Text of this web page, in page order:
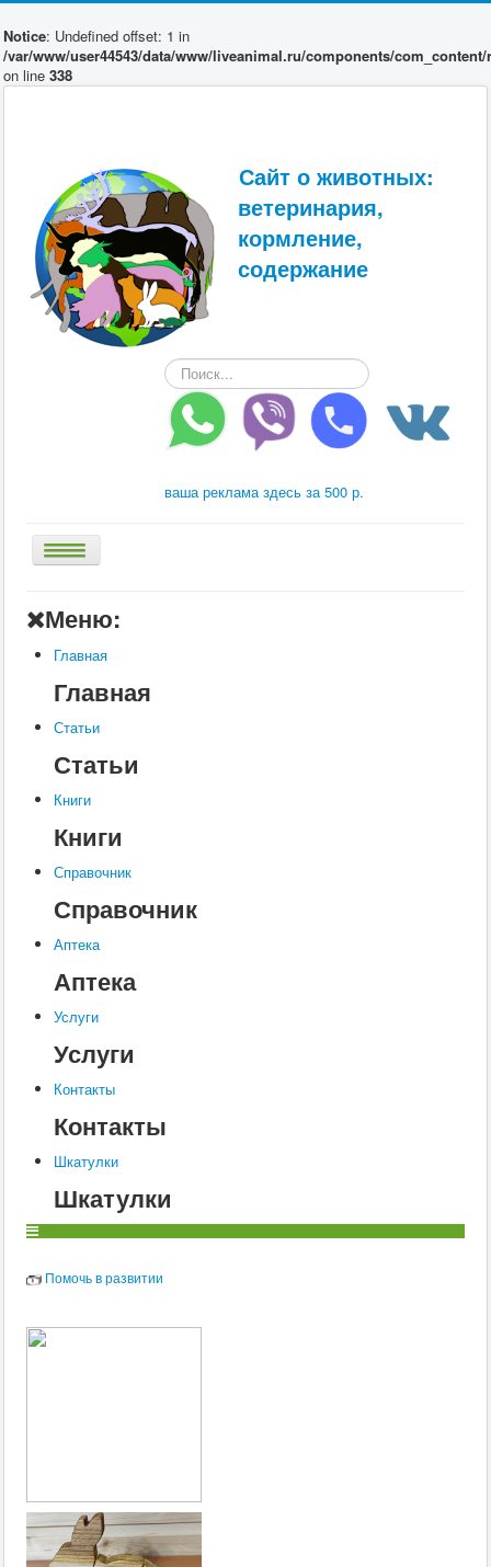
Notice: Undefined offset: 1 in
/var/www/user44543/data/www/liveanimal.ru/components/
on line 338
Сайт о животных:
ветеринария,
кормление,
содержание
Искать...
ваша реклама здесь за 500 р.
Книги
Услуги
Контакты
Шкатулки
Меню:
Главная
Главная
Статьи
Статьи
Книги
Книги
Справочник
Справочник
Аптека
Аптека
Услуги
Услуги
Контакты
Контакты
Шкатулки
Шкатулки
Помочь в развитии